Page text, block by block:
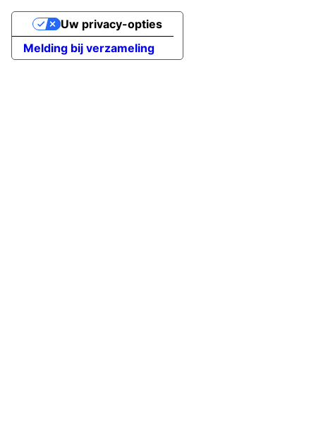
Melding bij verzameling
Uw privacy-opties